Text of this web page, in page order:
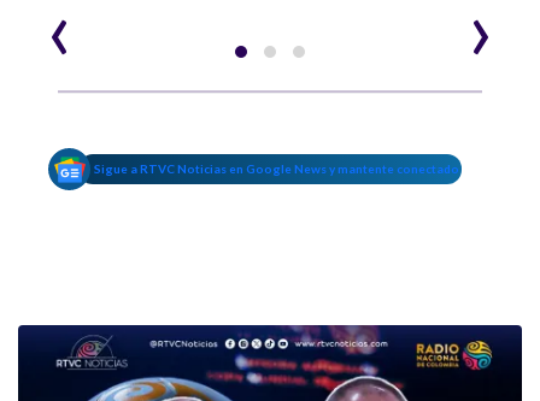
‹ ›
Sigue a RTVC Noticias en Google News y mantente conectado